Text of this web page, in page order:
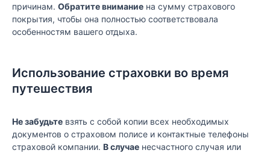
причинам. Обратите внимание на сумму страхового
покрытия, чтобы она полностью соответствовала
особенностям вашего отдыха.
Использование страховки во время
путешествия
Не забудьте взять с собой копии всех необходимых
документов о страховом полисе и контактные телефоны
страховой компании. В случае несчастного случая или